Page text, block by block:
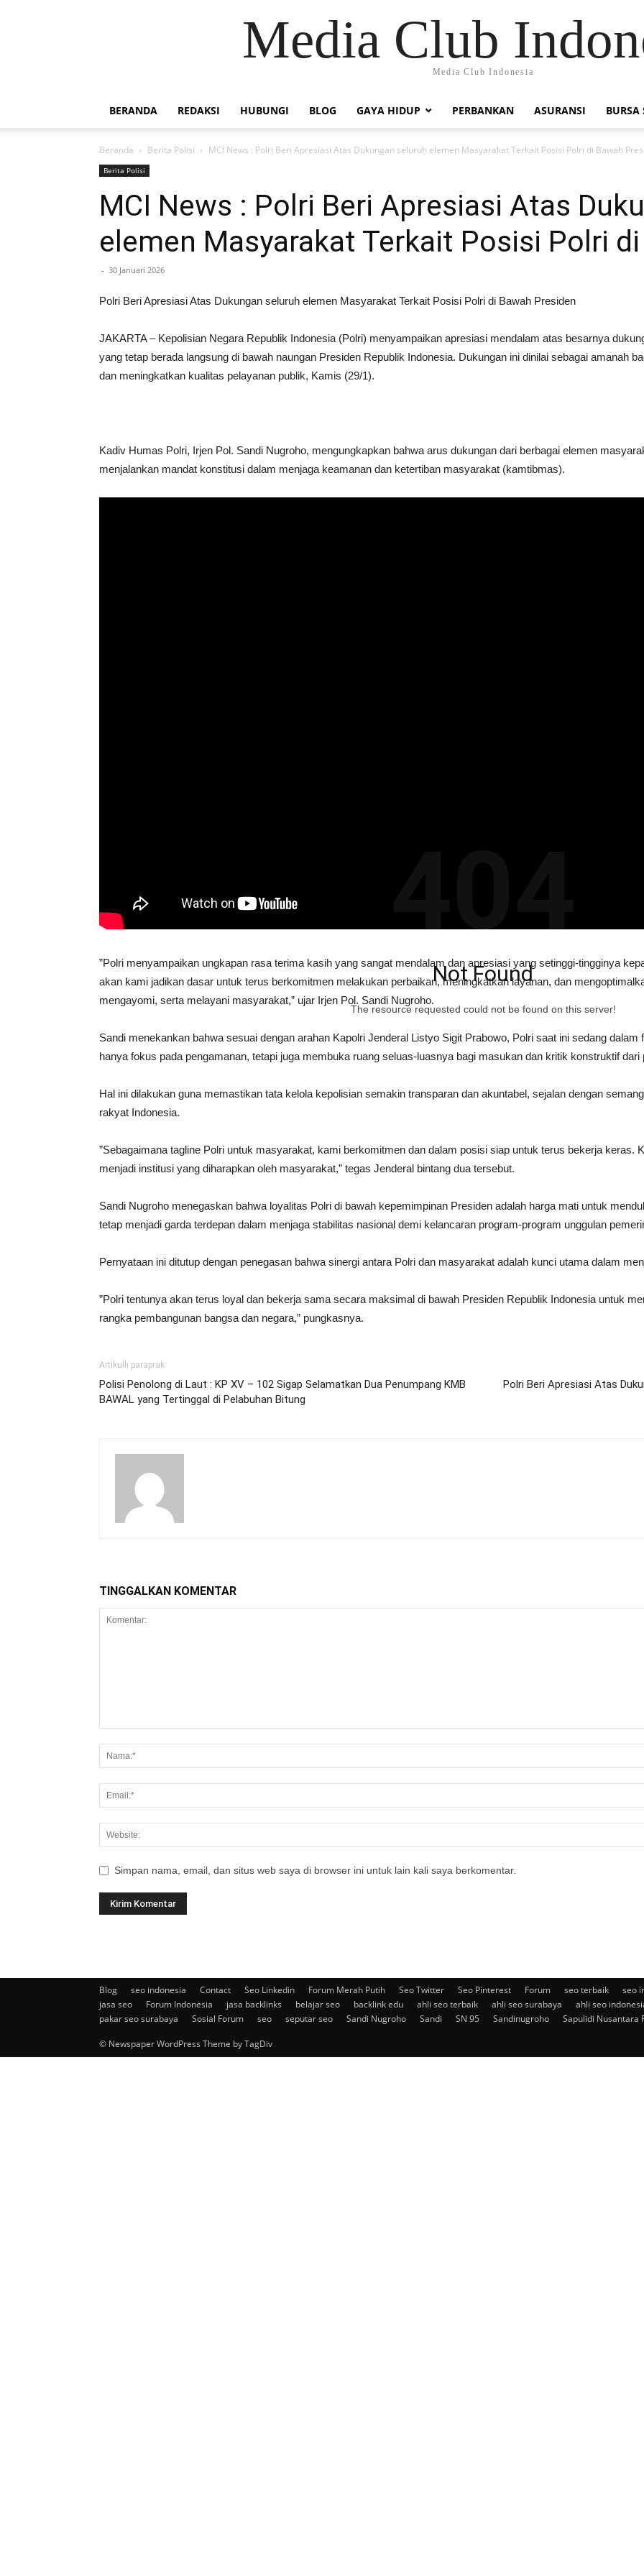
Media Club
Media Club Indonesia
BERANDA REDAKSI HUBUNGI BLOG GAYA HIDUP PERBANKAN ASURANSI BURSA
Beranda Berita Polisi MCI News : Polri Beri Apresiasi Atas Dukungan seluruh elemen Masyarakat Terkait Posisi Polri di Bawah
Berita Polisi
MCI News : Polri Beri Apresiasi Atas
elemen Masyarakat Terkait Posisi Polri
- 30 Januari 2026
Polri Beri Apresiasi Atas Dukungan seluruh elemen Masyarakat Terkait Posisi Polri di Bawah Presiden
​JAKARTA – Kepolisian Negara Republik Indonesia (Polri) menyampaikan apresiasi mendalam atas besarnya
yang tetap berada langsung di bawah naungan Presiden Republik Indonesia. Dukungan ini dinilai sebagai amanah
dan meningkatkan kualitas pelayanan publik, Kamis (29/1).
​Kadiv Humas Polri, Irjen Pol. Sandi Nugroho, mengungkapkan bahwa arus dukungan dari berbagai elemen
menjalankan mandat konstitusi dalam menjaga keamanan dan ketertiban masyarakat (kamtibmas).
​”Polri menyampaikan ungkapan rasa terima kasih yang sangat mendalam dan apresiasi yang setinggi-tingginya
akan kami jadikan dasar untuk terus berkomitmen melakukan perbaikan, meningkatkan layanan, dan
mengayomi, serta melayani masyarakat,” ujar Irjen Pol. Sandi Nugroho.
​Sandi menekankan bahwa sesuai dengan arahan Kapolri Jenderal Listyo Sigit Prabowo, Polri saat ini sedang
hanya fokus pada pengamanan, tetapi juga membuka ruang seluas-luasnya bagi masukan dan kritik konstruktif dari
​Hal ini dilakukan guna memastikan tata kelola kepolisian semakin transparan dan akuntabel, sejalan dengan
rakyat Indonesia.
​”Sebagaimana tagline Polri untuk masyarakat, kami berkomitmen dan dalam posisi siap untuk terus bekerja keras.
menjadi institusi yang diharapkan oleh masyarakat,” tegas Jenderal bintang dua tersebut.
​Sandi Nugroho menegaskan bahwa loyalitas Polri di bawah kepemimpinan Presiden adalah harga mati untuk
tetap menjadi garda terdepan dalam menjaga stabilitas nasional demi kelancaran program-program unggulan
​Pernyataan ini ditutup dengan penegasan bahwa sinergi antara Polri dan masyarakat adalah kunci utama dalam
​”Polri tentunya akan terus loyal dan bekerja sama secara maksimal di bawah Presiden Republik Indonesia untuk
rangka pembangunan bangsa dan negara,” pungkasnya.
Artikulli paraprak
Polisi Penolong di Laut : KP XV – 102 Sigap Selamatkan Dua Penumpang KMB
BAWAL yang Tertinggal di Pelabuhan Bitung
Polri Beri Apresiasi Atas
TINGGALKAN KOMENTAR
Simpan nama, email, dan situs web saya di browser ini untuk lain kali saya berkomentar.
Blog seo indonesia Contact Seo Linkedin Forum Merah Putih Seo Twitter Seo Pinterest Forum seo terbaik seo
jasa seo
Forum Indonesia jasa backlinks belajar seo backlink edu ahli seo terbaik ahli seo surabaya ahli seo
pakar seo surabaya
Sosial Forum seo seputar seo Sandi Nugroho Sandi SN 95 Sandinugroho Sapulidi Nusantara
© Newspaper WordPress Theme by TagDiv
Not Found
The resource requested could not be found on this server!